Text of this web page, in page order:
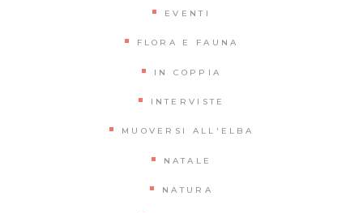
EVENTI
FLORA E FAUNA
IN COPPIA
INTERVISTE
MUOVERSI ALL'ELBA
NATALE
NATURA